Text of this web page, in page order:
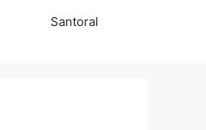
Santoral